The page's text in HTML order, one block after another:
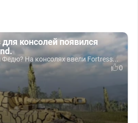
консолей появился
На консолях ввели Fortress...
0